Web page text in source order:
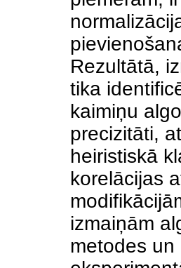
Rezultātā,
tika
kaimiņu
precizitāti,
heiristiskā
korelācijas
izmaiņām
metodes